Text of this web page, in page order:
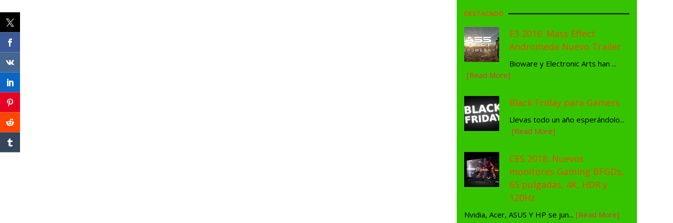
DESTACADO
E3 2016: Mass Effect
Andromeda Nuevo Trailer
Bioware y Electronic Arts han ...
[Read More]
Black Friday para Gamers
Llevas todo un año esperándolo...
[Read More]
CES 2018: Nuevos
monitores Gaming BFGDs,
65 pulgadas, 4K, HDR y
120Hz
Nvidia, Acer, ASUS Y HP se jun... [Read More]